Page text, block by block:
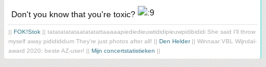
Don't you know that you're toxic?
|| FOK!Stok || tatatatatataatatatattaaaaapiediedieuwtididipieuwpidibididi She said I'll throw
myself away pididididum They're just photos after all! || Den Helder|| Winnaar VBL Wijndal-
award 2020: beste AZ-user! || Mijn concertstatistieken ||